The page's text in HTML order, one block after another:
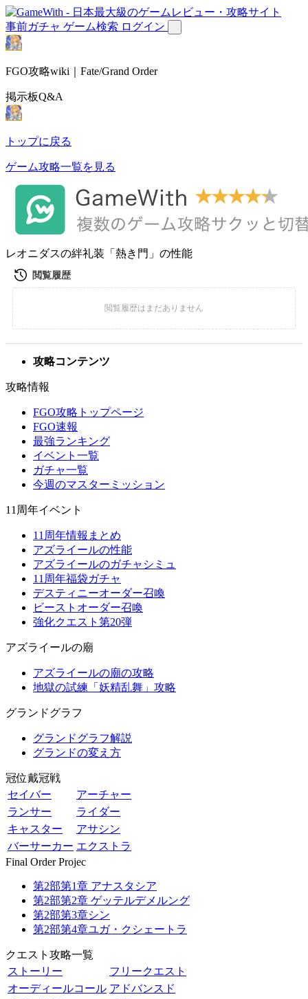
事前ガチャ ゲーム検索 ログイン
FGO攻略wiki｜Fate/Grand Order
掲示板Q&A
トップに戻る
ゲーム攻略一覧を見る
レオニダスの絆礼装「熱き門」の性能
攻略コンテンツ
攻略情報
FGO攻略トップページ
FGO速報
最強ランキング
イベント一覧
ガチャ一覧
今週のマスターミッション
11周年イベント
11周年情報まとめ
アズライールの性能
アズライールのガチャシミュ
11周年福袋ガチャ
デスティニーオーダー召喚
ビーストオーダー召喚
強化クエスト第20弾
アズライールの廟
アズライールの廟の攻略
地獄の試練「妖精乱舞」攻略
グランドグラフ
グランドグラフ解説
グランドの変え方
冠位戴冠戦
セイバー
アーチャー
ランサー
ライダー
キャスター
アサシン
バーサーカー エクストラ
Final Order Projec
第2部第1章 アナスタシア
第2部第2章 ゲッテルデメルング
第2部第3章シン
第2部第4章ユガ・クシェートラ
クエスト攻略一覧
ストーリー
フリークエスト
オーディールコール アドバンスド